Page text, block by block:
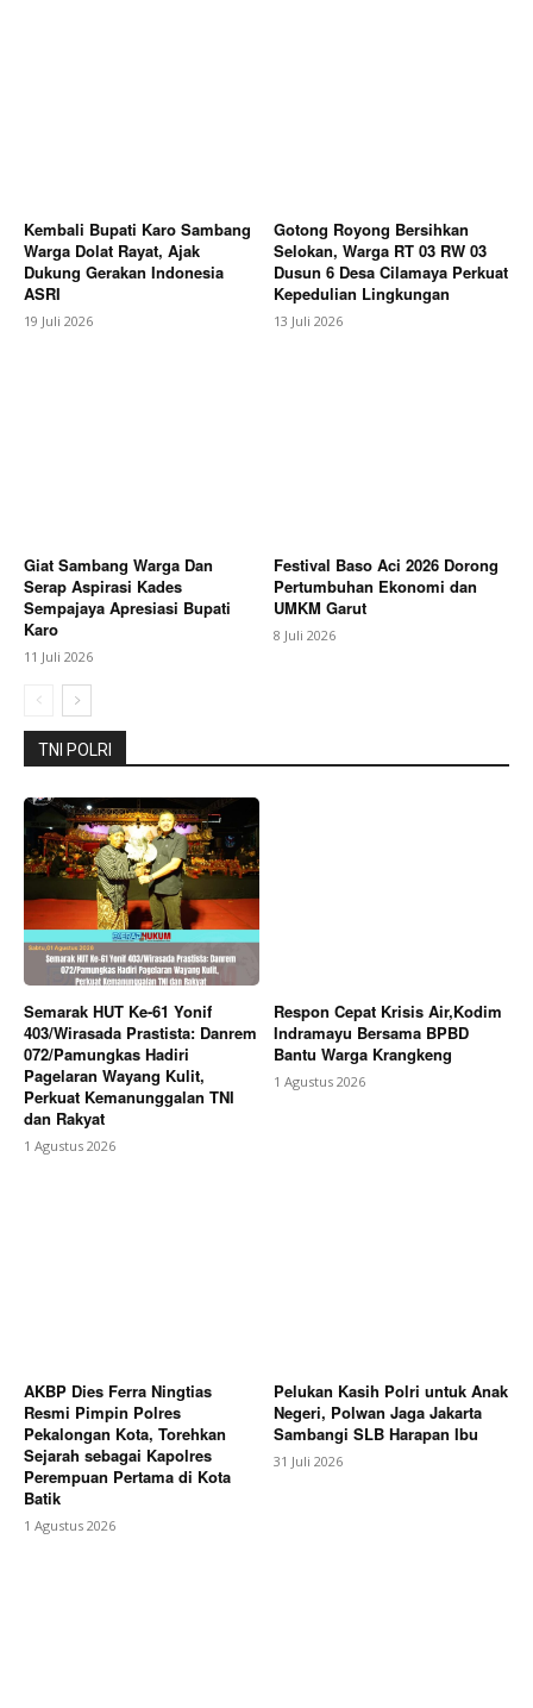
Kembali Bupati Karo Sambang
Warga Dolat Rayat, Ajak
Dukung Gerakan Indonesia
ASRI
19 Juli 2026
Gotong Royong Bersihkan
Selokan, Warga RT 03 RW 03
Dusun 6 Desa Cilamaya Perkuat
Kepedulian Lingkungan
13 Juli 2026
Giat Sambang Warga Dan
Serap Aspirasi Kades
Sempajaya Apresiasi Bupati
Karo
11 Juli 2026
Festival Baso Aci 2026 Dorong
Pertumbuhan Ekonomi dan
UMKM Garut
8 Juli 2026
TNI POLRI
Semarak HUT Ke-61 Yonif
403/Wirasada Prastista: Danrem
072/Pamungkas Hadiri
Pagelaran Wayang Kulit,
Perkuat Kemanunggalan TNI
dan Rakyat
1 Agustus 2026
Respon Cepat Krisis Air,Kodim
Indramayu Bersama BPBD
Bantu Warga Krangkeng
1 Agustus 2026
AKBP Dies Ferra Ningtias
Resmi Pimpin Polres
Pekalongan Kota, Torehkan
Sejarah sebagai Kapolres
Perempuan Pertama di Kota
Batik
1 Agustus 2026
Pelukan Kasih Polri untuk Anak
Negeri, Polwan Jaga Jakarta
Sambangi SLB Harapan Ibu
31 Juli 2026